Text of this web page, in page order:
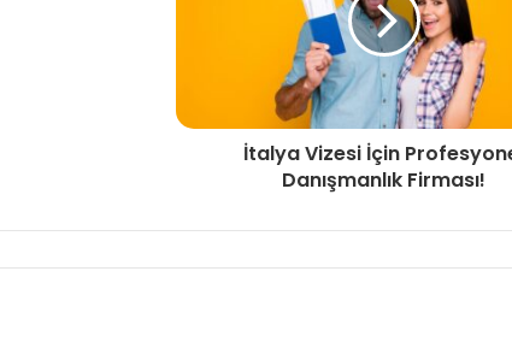
İtalya Vizesi İçin
Danışmanlık Firması!